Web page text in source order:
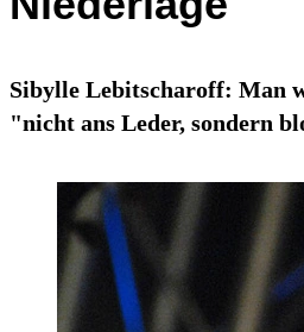
Sibylle Lebitscharoff: Man
"nicht ans Leder, sondern